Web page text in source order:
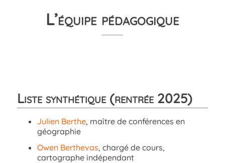
L’équipe pédagogique
Liste synthétique (rentrée 2025)
Julien Berthe, maître de conférences en
géographie
Owen Berthevas, chargé de cours,
cartographe indépendant